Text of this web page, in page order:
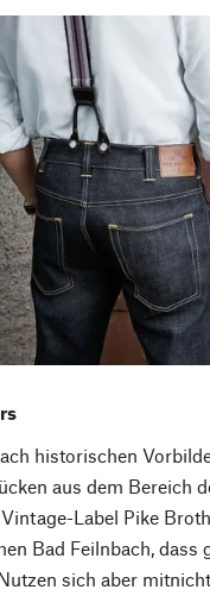
historischen
aus dem Bereich
Label Pike
Bad Feilnbach, dass
sich aber